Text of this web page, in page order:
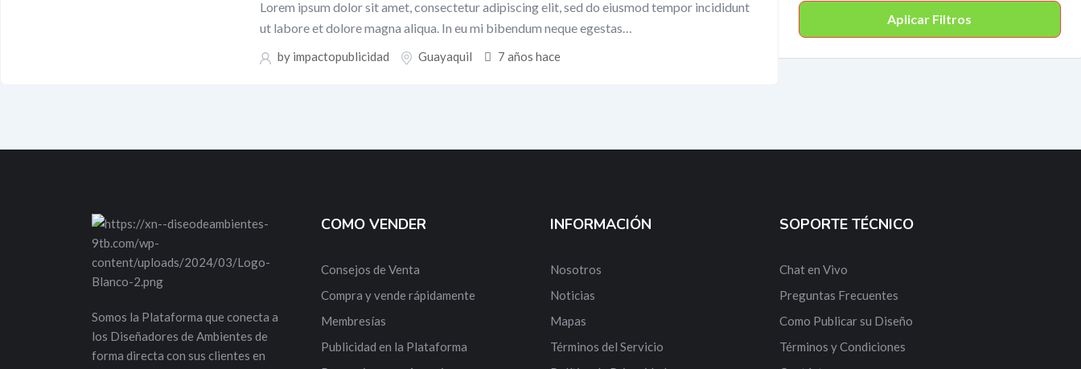
Lorem ipsum dolor sit amet, consectetur adipiscing elit, sed do eiusmod tempor incididunt
ut labore et dolore magna aliqua. In eu mi bibendum neque egestas…
by impactopublicidad Guayaquil 7 años hace
Aplicar Filtros
Somos la Plataforma que conecta a
los Diseñadores de Ambientes de
forma directa con sus clientes en
COMO VENDER
Consejos de Venta
Compra y vende rápidamente
Membresías
Publicidad en la Plataforma
INFORMACIÓN
Nosotros
Noticias
Mapas
Términos del Servicio
SOPORTE TÉCNICO
Chat en Vivo
Preguntas Frecuentes
Como Publicar su Diseño
Términos y Condiciones